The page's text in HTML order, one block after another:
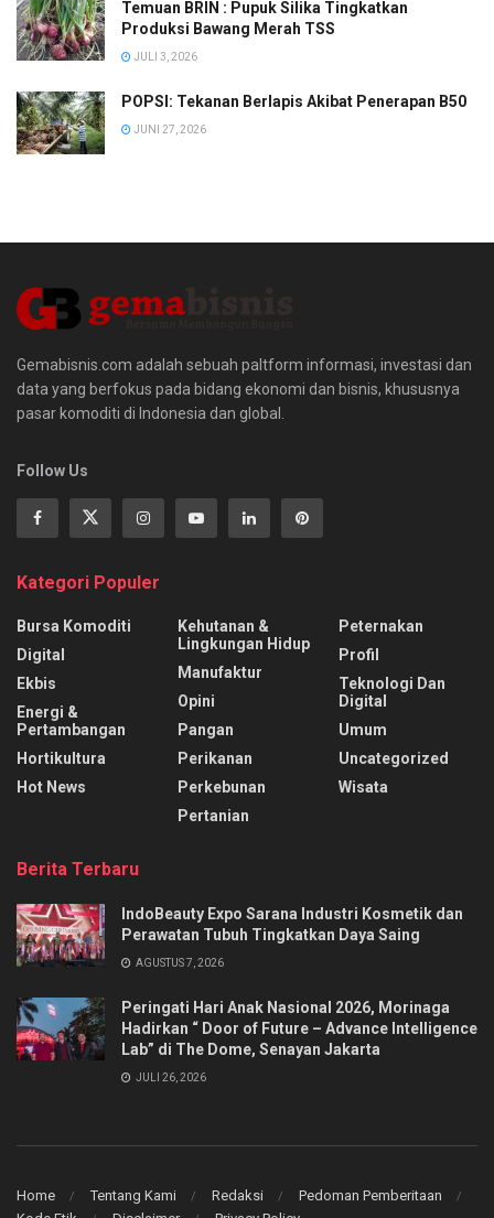
Temuan BRIN : Pupuk Silika Tingkatkan
Produksi Bawang Merah TSS
JULI 3, 2026
POPSI: Tekanan Berlapis Akibat Penerapan B50
JUNI 27, 2026
Gemabisnis.com adalah sebuah paltform informasi, investasi dan
data yang berfokus pada bidang ekonomi dan bisnis, khususnya
pasar komoditi di Indonesia dan global.
Follow Us
Kategori Populer
Bursa Komoditi
Digital
Ekbis
Energi &
Pertambangan
Hortikultura
Hot News
Kehutanan &
Lingkungan Hidup
Manufaktur
Opini
Pangan
Perikanan
Perkebunan
Pertanian
Peternakan
Profil
Teknologi Dan
Digital
Umum
Uncategorized
Wisata
Berita Terbaru
IndoBeauty Expo Sarana Industri Kosmetik dan
Perawatan Tubuh Tingkatkan Daya Saing
AGUSTUS 7, 2026
Peringati Hari Anak Nasional 2026, Morinaga
Hadirkan “ Door of Future – Advance Intelligence
Lab” di The Dome, Senayan Jakarta
JULI 26, 2026
Home Tentang Kami Redaksi
Pedoman Pemberitaan